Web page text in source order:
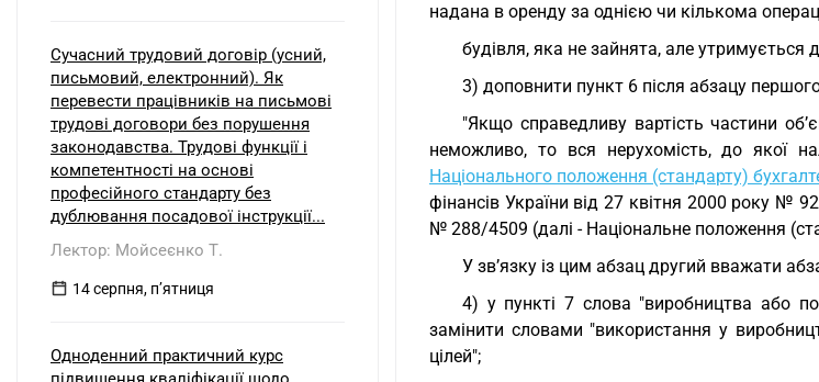
надана в оренду за однією чи кількома
будівля, яка не зайнята, але
3) доповнити пункт 6 після абзацу
"Якщо справедливу вартість частини
неможливо, то вся нерухомість, до якої
Національного положення (стандарту)
фінансів України від 27 квітня 2000 року №
№ 288/4509 (далі - Національне положення
У зв’язку із цим абзац другий вважати
4) у пункті 7 слова "виробництва або
замінити словами "використання у
цілей";
Сучасний трудовий договір (усний,
письмовий, електронний). Як
перевести працівників на письмові
трудові договори без порушення
законодавства. Трудові функції і
компетентності на основі
професійного стандарту без
дублювання посадової інструкції...
Лектор: Мойсеєнко Т.
14 серпня, пʼятниця
Одноденний практичний курс